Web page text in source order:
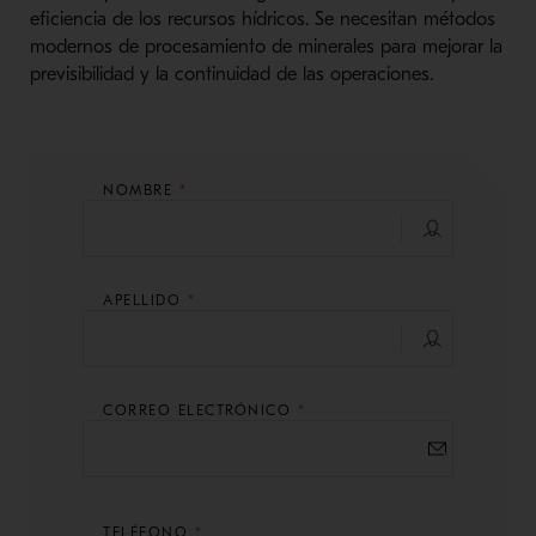
eficiencia de los recursos hídricos. Se necesitan métodos
modernos de procesamiento de minerales para mejorar la
previsibilidad y la continuidad de las operaciones.